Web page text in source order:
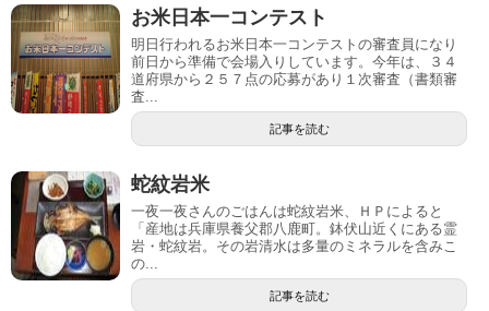
お米日本一コンテスト
明日行われるお米日本一コンテストの審査員になり
前日から準備で会場入りしています。今年は、３４
道府県から２５７点の応募があり１次審査（書類審
査...
記事を読む
蛇紋岩米
一夜一夜さんのごはんは蛇紋岩米、ＨＰによると
「産地は兵庫県養父郡八鹿町。鉢伏山近くにある霊
岩・蛇紋岩。その岩清水は多量のミネラルを含みこ
の...
記事を読む